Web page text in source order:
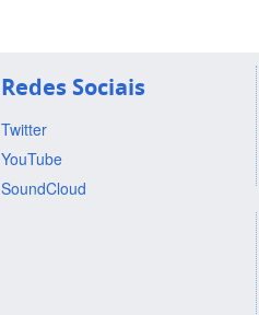
Redes Sociais
Twitter
YouTube
SoundCloud